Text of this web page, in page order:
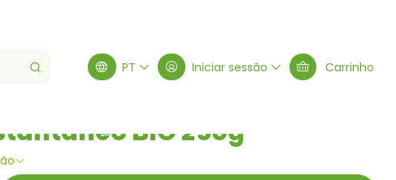
PT Iniciar sessão Carrinho
BIO 250g